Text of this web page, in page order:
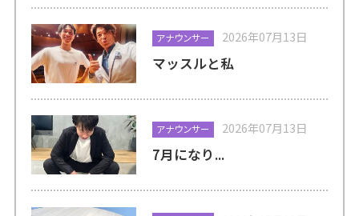
アナウンサー 2026年07月13日
マッスルと私
アナウンサー 2026年07月13日
7月になり...